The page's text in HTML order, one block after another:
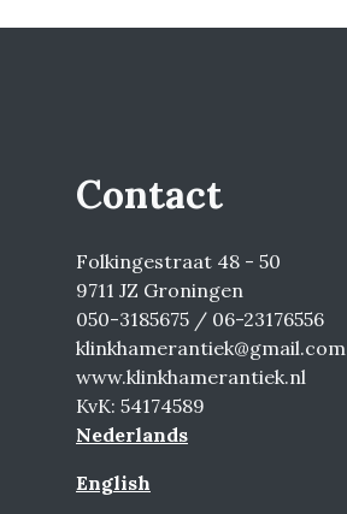
Contact
Folkingestraat 48 - 50
9711 JZ Groningen
050-3185675 / 06-23176556
klinkhamerantiek@gmail.com
www.klinkhamerantiek.nl
KvK: 54174589
Nederlands
English